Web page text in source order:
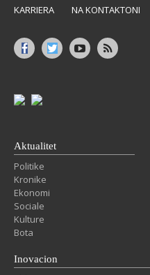
KARRIERA NA KONTAKTONI
Aktualitet
Politike
Kronike
Ekonomi
Sociale
Kulture
Bota
Inovacion